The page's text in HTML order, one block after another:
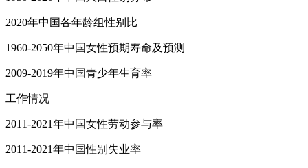
2020年中国各年龄组性别比
1960-2050年中国女性预期寿命及预测
2009-2019年中国青少年生育率
工作情况
2011-2021年中国女性劳动参与率
2011-2021年中国性别失业率